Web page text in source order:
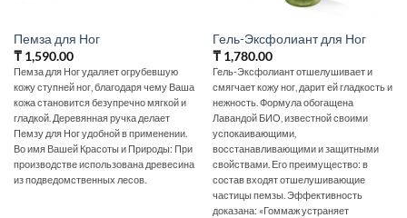
Пемза для Ног
₸1,590.00
Пемза для Ног удаляет огрубевшую
кожу ступней ног, благодаря чему Ваша
кожа становится безупречно мягкой и
гладкой. Деревянная ручка делает
Пемзу для Ног удобной в применении.
Во имя Вашей Красоты и Природы: При
производстве использована древесина
из подведомственных лесов.
Гель-Эксфолиант для Ног
₸1,780.00
Гель-Эксфолиант отшелушивает и
смягчает кожу ног, дарит ей гладкость и
нежность. Формула обогащена
Лавандой БИО, известной своими
успокаивающими,
восстанавливающими и защитными
свойствами. Его преимущество: в
состав входят отшелушивающие
частицы пемзы. Эффективность
доказана: «Гоммаж устраняет